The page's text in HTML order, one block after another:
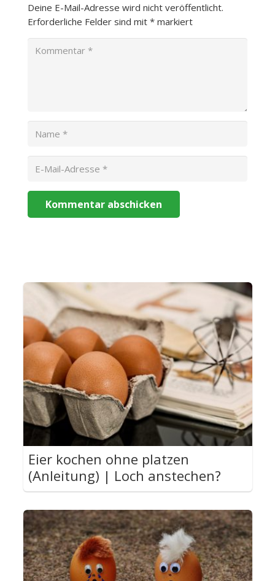
Deine E-Mail-Adresse wird nicht veröffentlicht.
Erforderliche Felder sind mit * markiert
Kommentar abschicken
Eier kochen ohne platzen
(Anleitung) | Loch anstechen?